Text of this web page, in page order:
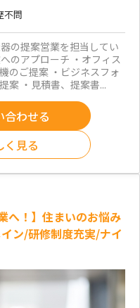
不問
の提案営業を担当してい
のアプローチ ・オフィス
のご提案 ・ビジネスフォ
案 ・見積書、提案書...
合わせる
く見る
へ！】住まいのお悩み
ン/研修制度充実/ナイ